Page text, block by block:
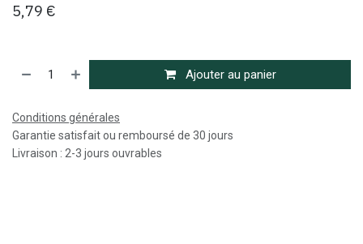
5,79 €
Ajouter au panier
Conditions générales
Garantie satisfait ou remboursé de 30 jours
Livraison : 2-3 jours ouvrables